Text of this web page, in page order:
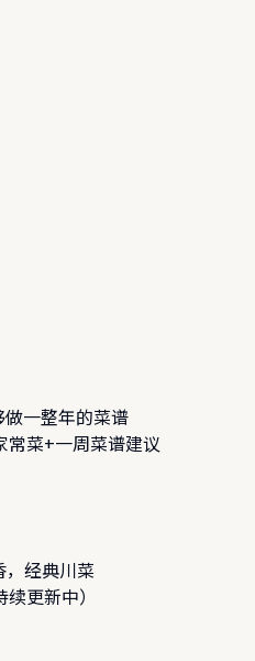
做一整年的菜谱
常菜+一周菜谱建议
，经典川菜
更新中）